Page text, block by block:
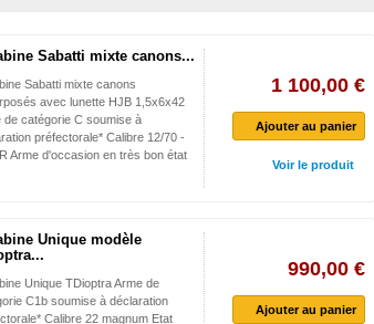
Sabatti mixte canons...
Sabatti mixte canons
avec lunette HJB 1,5x6x42
de catégorie C soumise à
préfectorale* Calibre 12/70 -
Arme d'occasion en très bon état
1 100,00 €
Ajouter au panier
Voir le produit
Unique modèle
Unique TDioptra Arme de
C1b soumise à déclaration
Calibre 22 magnum Etat
990,00 €
Ajouter au panier